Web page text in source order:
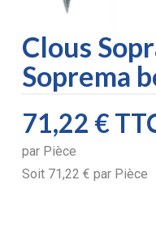
Clous
Soprema
71,22 €
par Pièce
Soit 71,22 € par Pièce